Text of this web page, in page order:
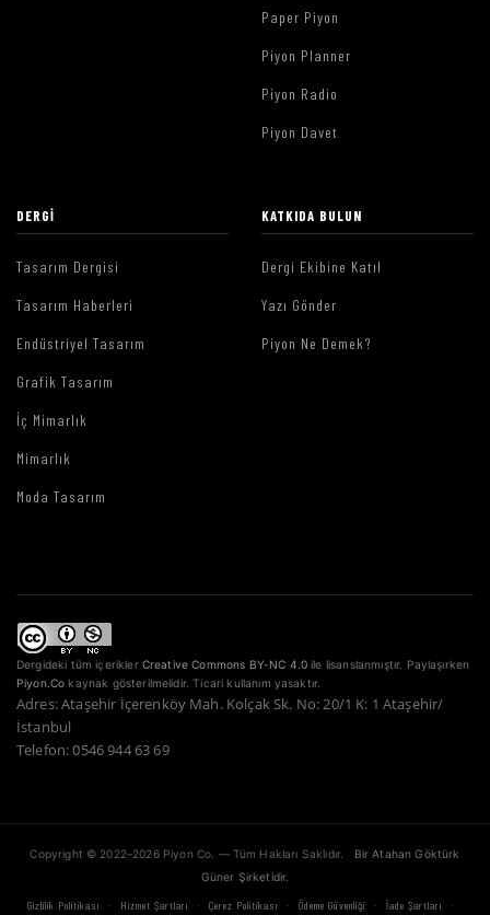
Paper Piyon
Piyon Planner
Piyon Radio
Piyon Davet
DERGI
Tasarım Dergisi
Tasarım Haberleri
Endüstriyel Tasarım
Grafik Tasarım
İç Mimarlık
Mimarlık
Moda Tasarım
KATKIDA BULUN
Dergi Ekibine Katıl
Yazı Gönder
Piyon Ne Demek?
Dergideki tüm içerikler Creative Commons BY-NC 4.0 ile lisanslanmıştır. Paylaşırken
Piyon.Co kaynak gösterilmelidir. Ticari kullanım yasaktır.
Adres: Ataşehir İçerenköy Mah. Kolçak Sk. No: 20/1 K: 1 Ataşehir/
İstanbul
Telefon: 0546 944 63 69
Copyright © 2022–2026 Piyon Co. — Tüm Hakları Saklıdır.
Bir Atahan Göktürk
Güner Şirketidir.
Gizlilik Politikası · Hizmet Şartları · Çerez Politikası · Ödeme Güvenliği · İade Şartları ·